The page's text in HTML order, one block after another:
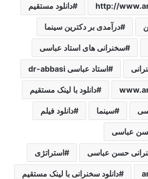
http:// دانلود مستقیم
درآمدی ‌بر‌ دکترین ‌سینما‌
سخنرانی های استاد عباسی
استاد عباسی dr-abbasi
دانلود با لینک مستقیم
‌سینما‌ دانلود فیلم
عباسی
حسن عباسی استراتژی
دانلود سخنرانی با لینک مستقیم